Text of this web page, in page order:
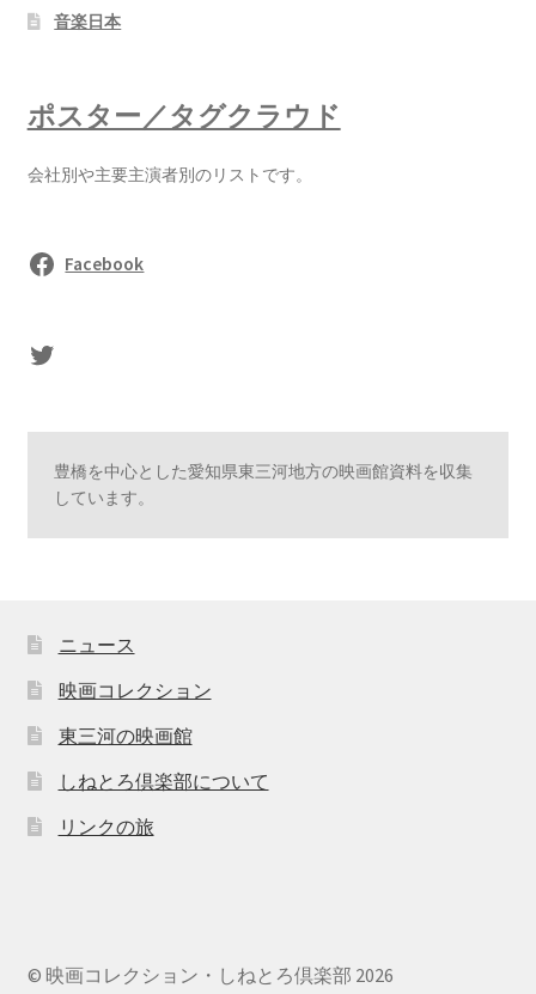
音楽日本
ポスター／タグクラウド
会社別や主要主演者別のリストです。
Facebook
sasaki's Twitter
豊橋を中心とした愛知県東三河地方の映画館資料を収集
しています。
ニュース
映画コレクション
東三河の映画館
しねとろ倶楽部について
リンクの旅
© 映画コレクション・しねとろ倶楽部 2026